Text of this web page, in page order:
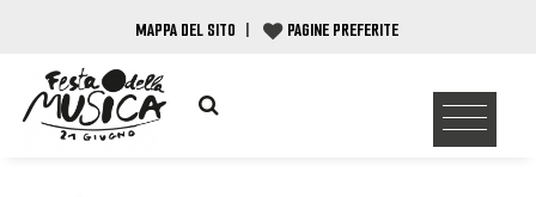
MAPPA DEL SITO | PAGINE PREFERITE